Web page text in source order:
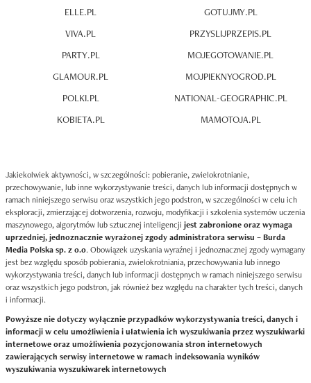
ELLE.PL
VIVA.PL
PARTY.PL
GLAMOUR.PL
POLKI.PL
KOBIETA.PL
GOTUJMY.PL
PRZYSLIJPRZEPIS.PL
MOJEGOTOWANIE.PL
MOJPIEKNYOGROD.PL
NATIONAL-GEOGRAPHIC.PL
MAMOTOJA.PL
Jakiekolwiek aktywności, w szczególności: pobieranie, zwielokrotnianie,
przechowywanie, lub inne wykorzystywanie treści, danych lub informacji dostępnych w
ramach niniejszego serwisu oraz wszystkich jego podstron, w szczególności w celu ich
eksploracji, zmierzającej dotworzenia, rozwoju, modyfikacji i szkolenia systemów uczenia
maszynowego, algorytmów lub sztucznej inteligencji jest zabronione oraz wymaga
uprzedniej, jednoznacznie wyrażonej zgody administratora serwisu – Burda
Media Polska sp. z o.o. Obowiązek uzyskania wyraźnej i jednoznacznej zgody wymagany
jest bez względu sposób pobierania, zwielokrotniania, przechowywania lub innego
wykorzystywania treści, danych lub informacji dostępnych w ramach niniejszego serwisu
oraz wszystkich jego podstron, jak również bez względu na charakter tych treści, danych
i informacji.
Powyższe nie dotyczy wyłącznie przypadków wykorzystywania treści, danych i
informacji w celu umożliwienia i ułatwienia ich wyszukiwania przez wyszukiwarki
internetowe oraz umożliwienia pozycjonowania stron internetowych
zawierających serwisy internetowe w ramach indeksowania wyników
wyszukiwania wyszukiwarek internetowych